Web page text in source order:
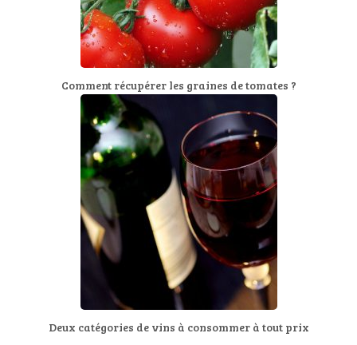
Comment récupérer les graines de tomates ?
Deux catégories de vins à consommer à tout prix